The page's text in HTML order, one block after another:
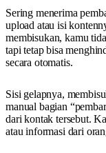
Sering menerima
upload atau isi
membisukan, kamu
tapi tetap bisa
secara otomatis.
Sisi gelapnya,
manual bagian
dari kontak tersebut.
atau informasi dari